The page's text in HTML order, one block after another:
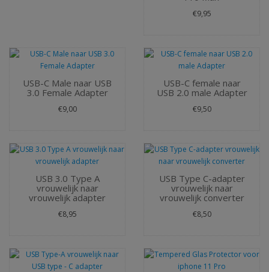
€9,95
USB-C Male naar USB
3.0 Female Adapter
€9,00
USB-C female naar
USB 2.0 male Adapter
€9,50
USB 3.0 Type A
vrouwelijk naar
vrouwelijk adapter
€8,95
USB Type C-adapter
vrouwelijk naar
vrouwelijk converter
€8,50